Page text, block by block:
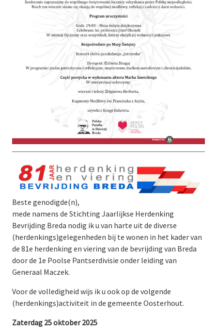
Beste genodigde(n),
mede namens de Stichting Jaarlijkse Herdenking
Bevrijding Breda nodig ik u van harte uit de diverse
(herdenkings)gelegenheden bij te wonen in het kader van
de 81e herdenking en viering van de bevrijding van Breda
door de 1e Poolse Pantserdivisie onder leiding van
Generaal Maczek.
Voor de volledigheid wijs ik u ook op de volgende
(herdenkings)activiteit in de gemeente Oosterhout.
Zaterdag 25 oktober 2025